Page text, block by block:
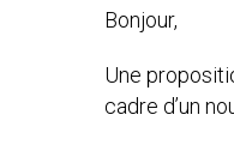
Bonjour,
Une
cadre d’un